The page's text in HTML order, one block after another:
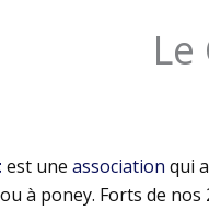
Le
est une association qui
à poney. Forts de